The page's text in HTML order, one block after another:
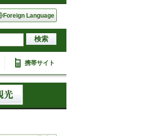
Foreign Language
携帯サイト